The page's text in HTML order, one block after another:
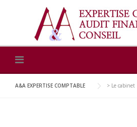
A&A EXPERTISE COMPTABLE > Le cabinet